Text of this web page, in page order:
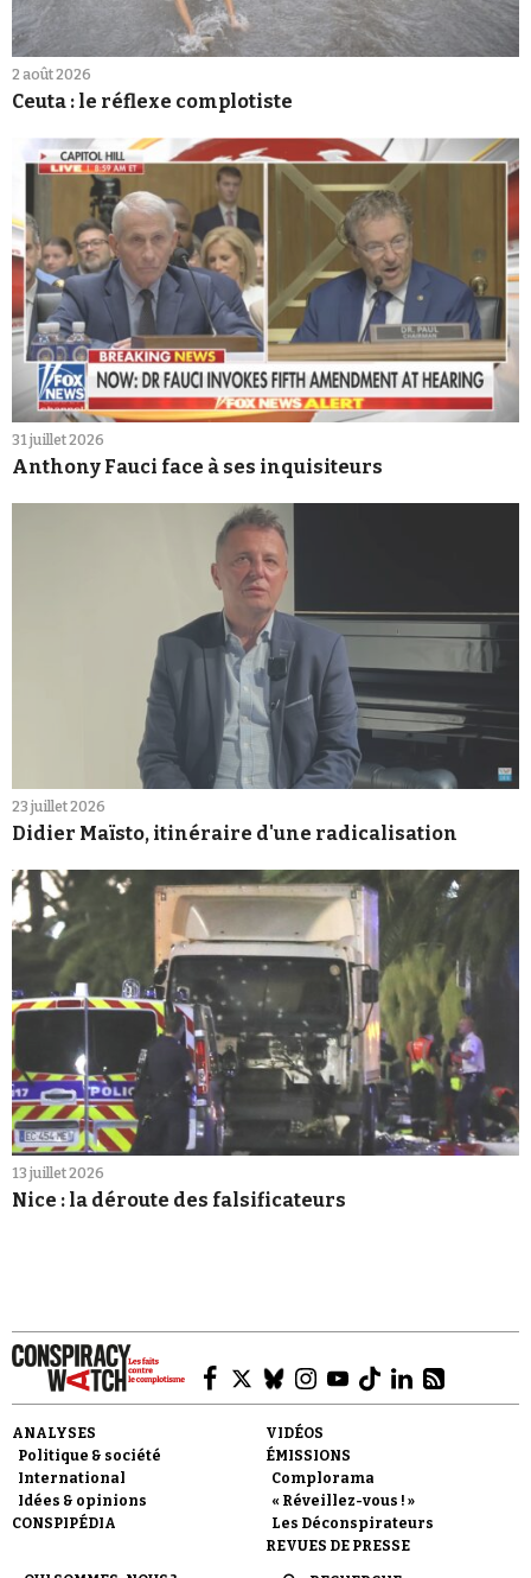
2 août 2026
Ceuta : le réflexe complotiste
31 juillet 2026
Anthony Fauci face à ses inquisiteurs
23 juillet 2026
Didier Maïsto, itinéraire d'une radicalisation
13 juillet 2026
Nice : la déroute des falsificateurs
ANALYSES
Politique & société
International
Idées & opinions
CONSPIPÉDIA
VIDÉOS
ÉMISSIONS
Complorama
« Réveillez-vous ! »
Les Déconspirateurs
REVUES DE PRESSE